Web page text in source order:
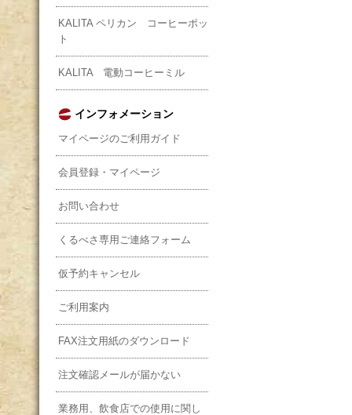
KALITA ペリカン コーヒーポッ
ト
KALITA 電動コーヒーミル
インフォメーション
マイページのご利用ガイド
会員登録・マイページ
お問い合わせ
くるべさ専用ご連絡フォーム
仮予約キャンセル
ご利用案内
FAX注文用紙のダウンロード
注文確認メールが届かない
業務用、飲食店での使用に関し